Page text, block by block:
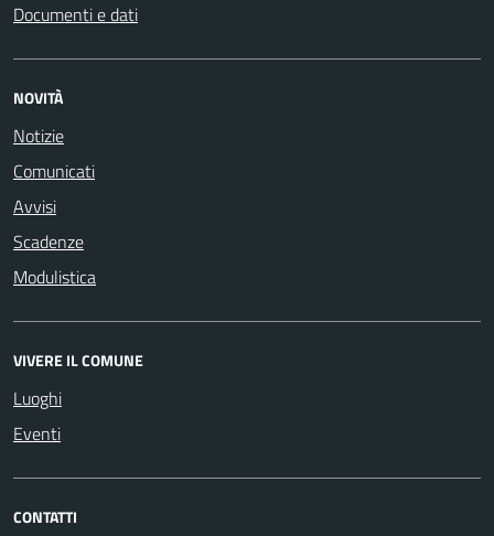
Documenti e dati
NOVITÀ
Notizie
Comunicati
Avvisi
Scadenze
Modulistica
VIVERE IL COMUNE
Luoghi
Eventi
CONTATTI